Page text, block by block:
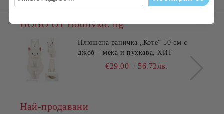
НОВО ОТ Bodlivko. bg
Плюшена раничка „Коте“ 50 см с
джоб – мека и пухкава, ХИТ
€29.00 56.72лв.
Най-продавани